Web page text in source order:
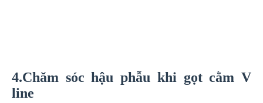
4.Chăm sóc hậu phẫu khi gọt cằm V
line